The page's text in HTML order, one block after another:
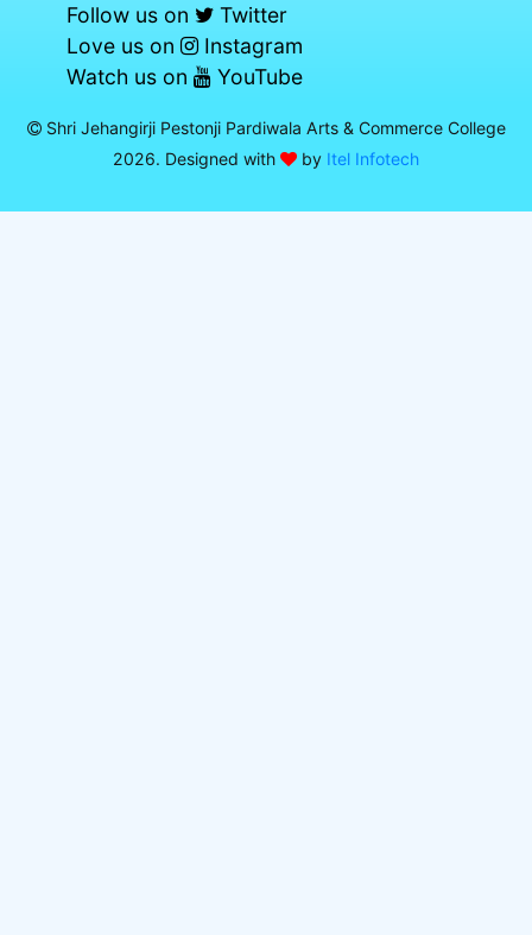
Follow us on
Twitter
Love us on
Instagram
Watch us on
YouTube
Shri Jehangirji Pestonji Pardiwala Arts & Commerce College
2026. Designed with
by Itel Infotech